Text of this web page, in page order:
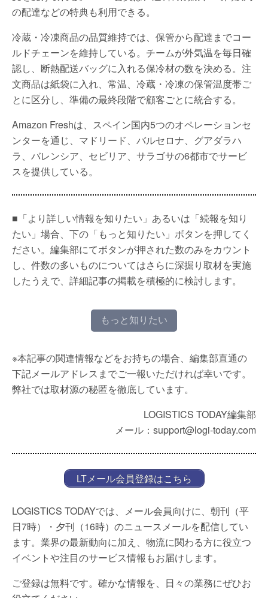
の配達などの特典も利用できる。
冷蔵・冷凍商品の品質維持では、保管から配達までコー
ルドチェーンを維持している。チームが外気温を毎日確
認し、断熱配送バッグに入れる保冷材の数を決める。注
文商品は紙袋に入れ、常温、冷蔵・冷凍の保管温度帯ご
とに区分し、準備の最終段階で顧客ごとに統合する。
Amazon Freshは、スペイン国内5つのオペレーションセ
ンターを通じ、マドリード、バルセロナ、グアダラハ
ラ、バレンシア、セビリア、サラゴサの6都市でサービ
スを提供している。
■「より詳しい情報を知りたい」あるいは「続報を知り
たい」場合、下の「もっと知りたい」ボタンを押してく
ださい。編集部にてボタンが押された数のみをカウント
し、件数の多いものについてはさらに深掘り取材を実施
したうえで、詳細記事の掲載を積極的に検討します。
もっと知りたい
※本記事の関連情報などをお持ちの場合、編集部直通の
下記メールアドレスまでご一報いただければ幸いです。
弊社では取材源の秘匿を徹底しています。
LOGISTICS TODAY編集部
メール：support@logi-today.com
LTメール会員登録はこちら
LOGISTICS TODAYでは、メール会員向けに、朝刊（平
日7時）・夕刊（16時）のニュースメールを配信してい
ます。業界の最新動向に加え、物流に関わる方に役立つ
イベントや注目のサービス情報もお届けします。
ご登録は無料です。確かな情報を、日々の業務にぜひお